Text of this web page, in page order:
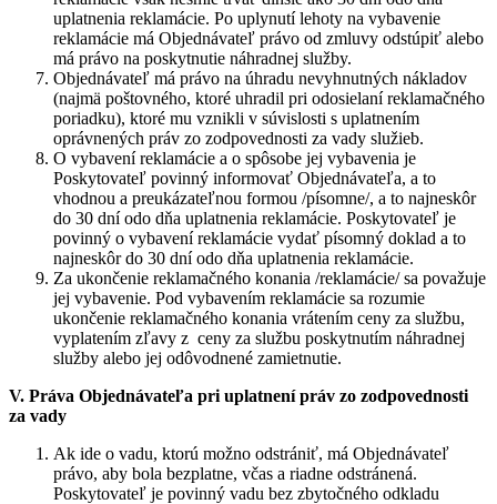
uplatnenia reklamácie. Po uplynutí lehoty na vybavenie
reklamácie má Objednávateľ právo od zmluvy odstúpiť alebo
má právo na poskytnutie náhradnej služby.
Objednávateľ má právo na úhradu nevyhnutných nákladov
(najmä poštovného, ktoré uhradil pri odosielaní reklamačného
poriadku), ktoré mu vznikli v súvislosti s uplatnením
oprávnených práv zo zodpovednosti za vady služieb.
O vybavení reklamácie a o spôsobe jej vybavenia je
Poskytovateľ povinný informovať Objednávateľa, a to
vhodnou a preukázateľnou formou /písomne/, a to najneskôr
do 30 dní odo dňa uplatnenia reklamácie. Poskytovateľ je
povinný o vybavení reklamácie vydať písomný doklad a to
najneskôr do 30 dní odo dňa uplatnenia reklamácie.
Za ukončenie reklamačného konania /reklamácie/ sa považuje
jej vybavenie. Pod vybavením reklamácie sa rozumie
ukončenie reklamačného konania vrátením ceny za službu,
vyplatením zľavy z ceny za službu poskytnutím náhradnej
služby alebo jej odôvodnené zamietnutie.
V. Práva Objednávateľa pri uplatnení práv zo zodpovednosti
za vady
Ak ide o vadu, ktorú možno odstrániť, má Objednávateľ
právo, aby bola bezplatne, včas a riadne odstránená.
Poskytovateľ je povinný vadu bez zbytočného odkladu